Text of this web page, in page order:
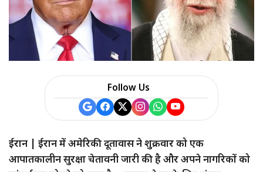
Follow Us
ईरान | ईरान में अमेरिकी दूतावास ने शुक्रवार को एक
आपातकालीन सुरक्षा चेतावनी जारी की है और अपने नागरिकों को